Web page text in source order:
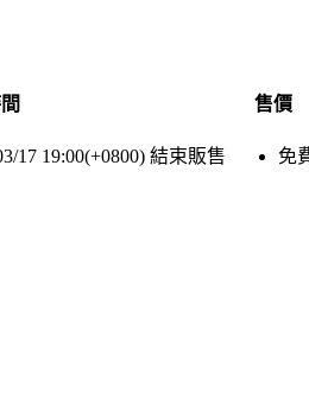
售價
17 19:00(+0800) 結束販售 免